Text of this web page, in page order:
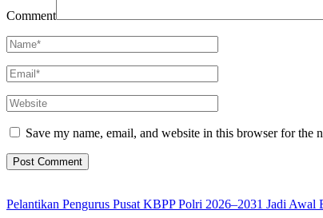
Comment
Save my name, email, and website in this browser for the
Pelantikan Pengurus Pusat KBPP Polri 2026–2031 Jadi